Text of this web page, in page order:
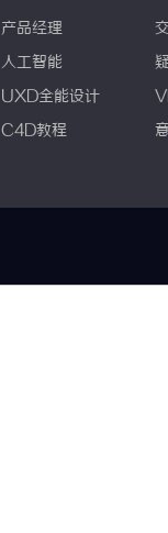
产品经理
人工智能
UXD全能设计
C4D教程